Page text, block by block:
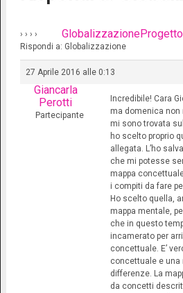
› › › Globalizzazione
›
Rispondi a: Globalizzazione
27 Aprile 2016 alle 0:13
Giancarla
Perotti
Partecipante
Incredibile! Cara
ma domenica non
mi sono trovata
ho scelto proprio
allegata. L’ho
che mi potesse
mappa
i compiti da fare
Ho scelto quella,
mappa mentale,
che in questo
incamerato per
concettuale. E’
concettuale e
differenze. La
da concetti